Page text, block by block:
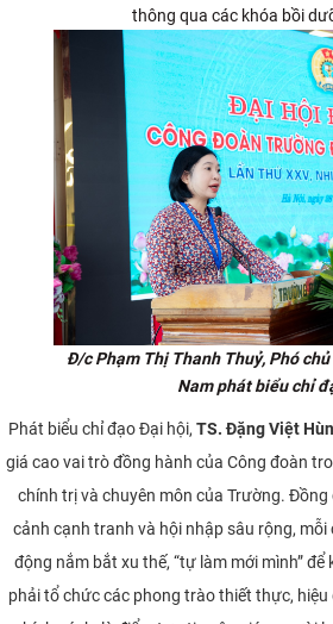
thông qua các khóa bồi
Đ/c Phạm Thị Thanh Thuỷ, Phó
Nam phát biểu chỉ
Phát biểu chỉ đạo Đại hội, TS. Đặng Việt
giá cao vai trò đồng hành của Công đoàn
chính trị và chuyên môn của Trường.
cảnh cạnh tranh và hội nhập sâu rộng, mỗi
động nắm bắt xu thế, “tự làm mới mình”
phải tổ chức các phong trào thiết thực,